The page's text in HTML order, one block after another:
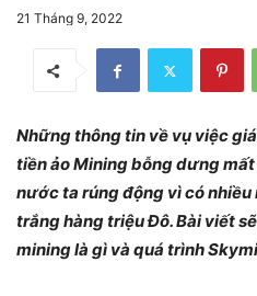
21 Tháng 9, 2022
Những thông tin về vụ việc
tiền ảo Mining bỗng dưng
nước ta rúng động vì có
trắng hàng triệu Đô. Bài viết
mining là gì và quá trình